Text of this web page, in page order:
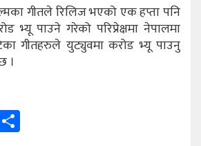
गीतले रिलिज भएको एक हप्ता पनि
भ्यू पाउने गरेको परिप्रेक्षमा नेपालमा
गीतहरुले युट्युवमा करोड भ्यू पाउनु
।